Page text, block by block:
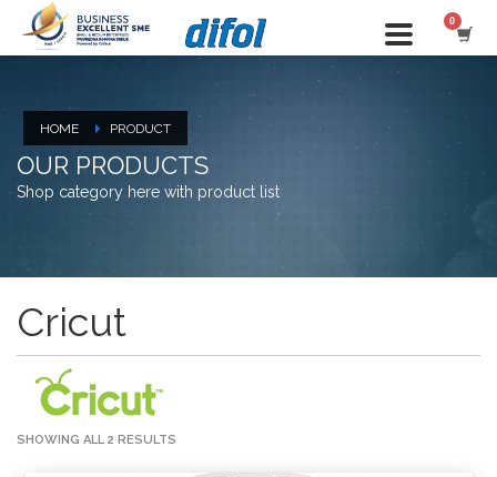
HOME PRODUCT
OUR PRODUCTS
Shop category here with product list
Cricut
SHOWING ALL 2 RESULTS